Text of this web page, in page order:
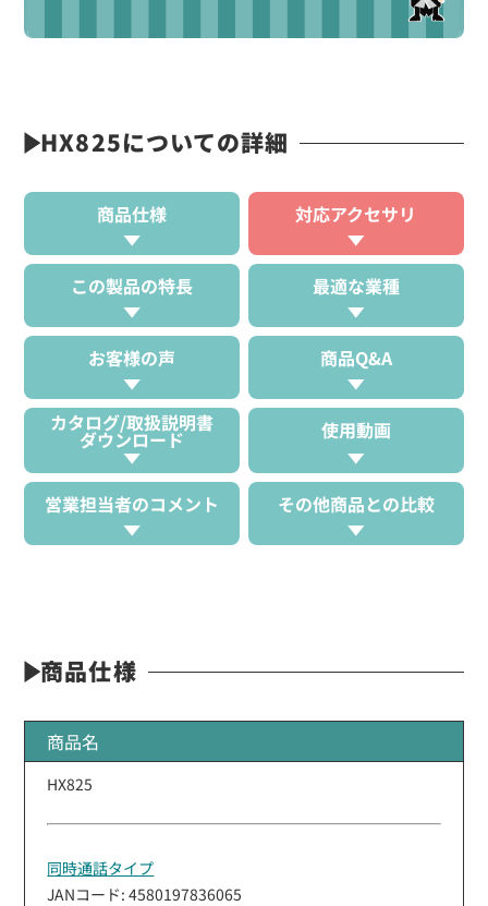
HX825についての詳細
商品仕様 対応アクセサリ
この製品の特長 最適な業種
お客様の声 商品Q&A
カタログ/取扱説明書
ダウンロード 使用動画
営業担当者のコメント その他商品との比較
商品仕様
商品名
HX825
同時通話タイプ
JANコード: 4580197836065